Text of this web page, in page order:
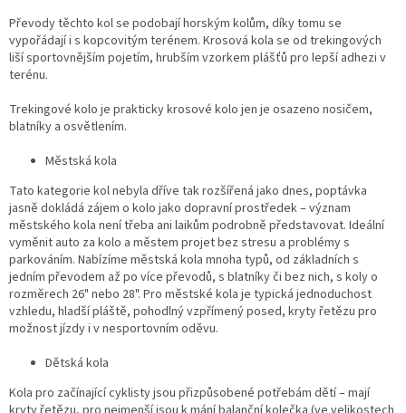
Převody těchto kol se podobají horským kolům, díky tomu se
vypořádají i s kopcovitým terénem. Krosová kola se od trekingových
liší sportovnějším pojetím, hrubším vzorkem plášťů pro lepší adhezi v
terénu.
Trekingové kolo je prakticky krosové kolo jen je osazeno nosičem,
blatníky a osvětlením.
Městská kola
Tato kategorie kol nebyla dříve tak rozšířená jako dnes, poptávka
jasně dokládá zájem o kolo jako dopravní prostředek – význam
městského kola není třeba ani laikům podrobně představovat. Ideální
vyměnit auto za kolo a městem projet bez stresu a problémy s
parkováním. Nabízíme městská kola mnoha typů, od základních s
jedním převodem až po více převodů, s blatníky či bez nich, s koly o
rozměrech 26" nebo 28". Pro městské kola je typická jednoduchost
vzhledu, hladší pláště, pohodlný vzpřímený posed, kryty řetězu pro
možnost jízdy i v nesportovním oděvu.
Dětská kola
Kola pro začínající cyklisty jsou přizpůsobené potřebám dětí – mají